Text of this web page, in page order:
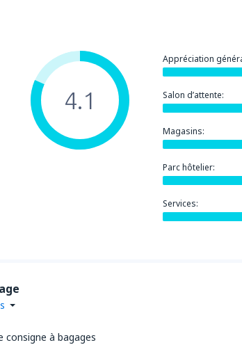
Appréciation
Salon d’attente:
Magasins:
Parc hôtelier:
Services:
4.1
consigne à bagages